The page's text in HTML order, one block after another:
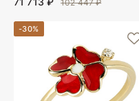
102 447 ₽
-30%